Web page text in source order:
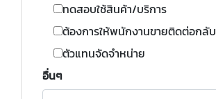
ทดสอบใช้สินค้า/บริการ
ต้องการให้พนักงานขายติดต่อกลับ
ตัวแทนจัดจำหน่าย
อื่นๆ